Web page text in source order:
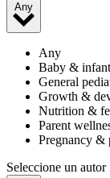
Any
Any
Baby &
General
Growth &
Nutrition &
Parent
Pregnancy &
Seleccione un autor